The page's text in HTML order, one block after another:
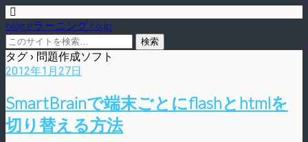
blog.eラーニング.co.jp
タグ › 問題作成ソフト
2012年1月27日
SmartBrainで端末ごとにflashとhtmlを
切り替える方法